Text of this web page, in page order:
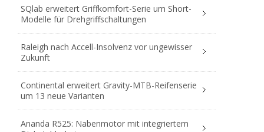
SQlab erweitert Griffkomfort-Serie um Short-
Modelle für Drehgriffschaltungen
Raleigh nach Accell-Insolvenz vor ungewisser
Zukunft
Continental erweitert Gravity-MTB-Reifenserie
um 13 neue Varianten
Ananda R525: Nabenmotor mit integriertem